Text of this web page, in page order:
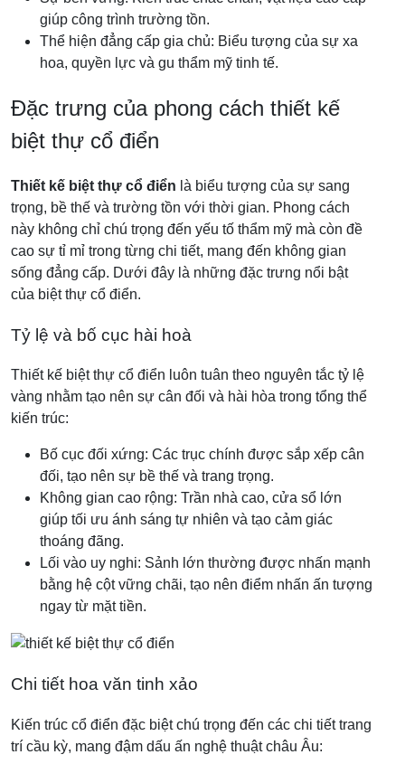
giúp công trình trường tồn.
Thể hiện đẳng cấp gia chủ: Biểu tượng của sự xa
hoa, quyền lực và gu thẩm mỹ tinh tế.
Đặc trưng của phong cách thiết kế
biệt thự cổ điển
Thiết kế biệt thự cổ điển là biểu tượng của sự sang
trọng, bề thế và trường tồn với thời gian. Phong cách
này không chỉ chú trọng đến yếu tố thẩm mỹ mà còn đề
cao sự tỉ mỉ trong từng chi tiết, mang đến không gian
sống đẳng cấp. Dưới đây là những đặc trưng nổi bật
của biệt thự cổ điển.
Tỷ lệ và bố cục hài hoà
Thiết kế biệt thự cổ điển luôn tuân theo nguyên tắc tỷ lệ
vàng nhằm tạo nên sự cân đối và hài hòa trong tổng thể
kiến trúc:
Bố cục đối xứng: Các trục chính được sắp xếp cân
đối, tạo nên sự bề thế và trang trọng.
Không gian cao rộng: Trần nhà cao, cửa sổ lớn
giúp tối ưu ánh sáng tự nhiên và tạo cảm giác
thoáng đãng.
Lối vào uy nghi: Sảnh lớn thường được nhấn mạnh
bằng hệ cột vững chãi, tạo nên điểm nhấn ấn tượng
ngay từ mặt tiền.
Chi tiết hoa văn tinh xảo
Kiến trúc cổ điển đặc biệt chú trọng đến các chi tiết trang
trí cầu kỳ, mang đậm dấu ấn nghệ thuật châu Âu: